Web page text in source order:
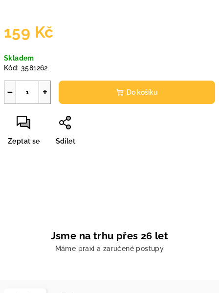
159 Kč
cena:
Skladem
Kód: 3581262
+
− Do košíku
Zeptat se Sdílet
Jsme na trhu přes 26 let
Máme praxi a zaručené postupy